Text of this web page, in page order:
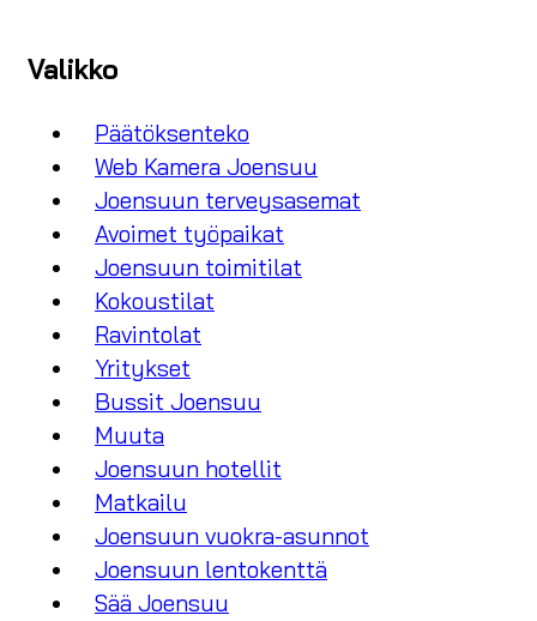
Valikko
Päätöksenteko
Web Kamera Joensuu
Joensuun terveysasemat
Avoimet työpaikat
Joensuun toimitilat
Kokoustilat
Ravintolat
Yritykset
Bussit Joensuu
Muuta
Joensuun hotellit
Matkailu
Joensuun vuokra-asunnot
Joensuun lentokenttä
Sää Joensuu